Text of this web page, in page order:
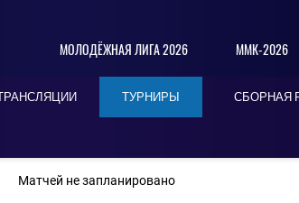
МОЛОДЁЖНАЯ ЛИГА 2026 ММК-2026
ТУРНИРЫ СБОРНАЯ
Матчей не запланировано